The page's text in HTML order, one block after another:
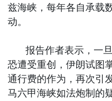
兹海峡，每年各自承载
动。
报告作者表示，一旦
恐遭受重创，伊朗试图
通行费的作为，再次引
马六甲海峡如法炮制的疑